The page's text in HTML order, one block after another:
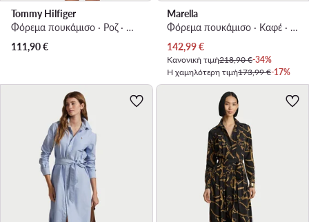
Tommy Hilfiger
Φόρεμα πουκάμισο · Ροζ · Mini
111,90€
Marella
Φόρεμα πουκάμισο · Καφέ · Midi
Τρέχουσα τιμή
142,99€
Κανονική τιμή218,90 €-34%
Η χαμηλότερη τιμή173,99 €-17%